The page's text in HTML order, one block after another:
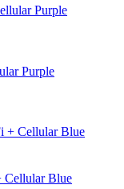
Purple
Cellular Blue